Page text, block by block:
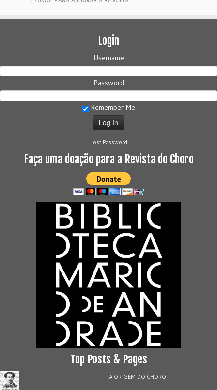
Login
Username
Password
Remember Me
Lost Password
Faça uma doação para a Revista do Choro
Top Posts & Pages
A ORIGEM DO CHORO